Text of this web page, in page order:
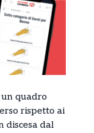
quadro
rispetto ai
discesa dal